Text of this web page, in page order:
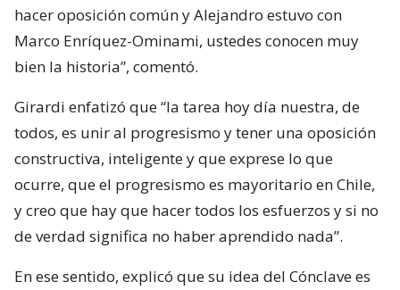
hacer oposición común y Alejandro estuvo con
Marco Enríquez-Ominami, ustedes conocen muy
bien la historia”, comentó.
Girardi enfatizó que “la tarea hoy día nuestra, de
todos, es unir al progresismo y tener una oposición
constructiva, inteligente y que exprese lo que
ocurre, que el progresismo es mayoritario en Chile,
y creo que hay que hacer todos los esfuerzos y si no
de verdad significa no haber aprendido nada”.
En ese sentido, explicó que su idea del Cónclave es